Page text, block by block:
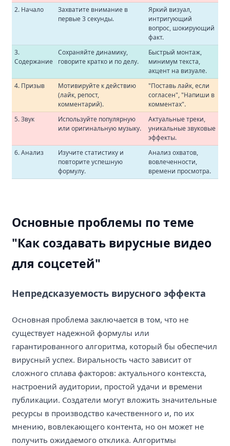
2. Начало
Захватите внимание в
первые 3 секунды.
Яркий визуал,
интригующий
вопрос, шокирующий
факт.
3.
Содержание
Сохраняйте динамику,
говорите кратко и по делу.
Быстрый монтаж,
минимум текста,
акцент на визуале.
4. Призыв
Мотивируйте к действию
(лайк, репост,
комментарий).
"Поставь лайк, если
согласен", "Напиши в
комментах".
5. Звук
Используйте популярную
или оригинальную музыку.
Актуальные треки,
уникальные звуковые
эффекты.
6. Анализ
Изучите статистику и
повторите успешную
формулу.
Анализ охватов,
вовлеченности,
времени просмотра.
Основные проблемы по теме
"Как создавать вирусные видео
для соцсетей"
Непредсказуемость вирусного эффекта
Основная проблема заключается в том, что не
существует надежной формулы или
гарантированного алгоритма, который бы обеспечил
вирусный успех. Виральность часто зависит от
сложного сплава факторов: актуального контекста,
настроений аудитории, простой удачи и времени
публикации. Создатели могут вложить значительные
ресурсы в производство качественного и, по их
мнению, вовлекающего контента, но он может не
получить ожидаемого отклика. Алгоритмы